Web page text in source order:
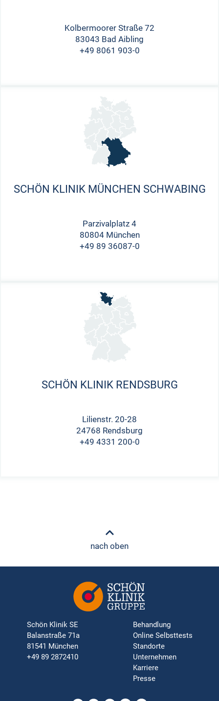
Kolbermoorer Straße 72
83043 Bad Aibling
+49 8061 903-0
SCHÖN KLINIK MÜNCHEN SCHWABING
Parzivalplatz 4
80804 München
+49 89 36087-0
SCHÖN KLINIK RENDSBURG
Lilienstr. 20-28
24768 Rendsburg
+49 4331 200-0
nach oben
Schön Klinik SE
Balanstraße 71a
81541 München
+49 89 2872410
Behandlung
Online Selbsttests
Standorte
Unternehmen
Karriere
Presse